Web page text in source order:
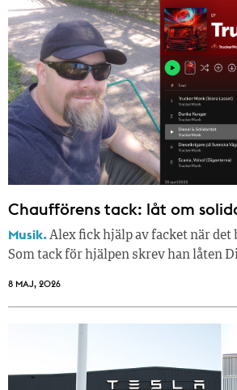
Chaufförens tack: låt om
Musik.Alex fick hjälp av facket när det
Som tack för hjälpen skrev han låten
8 MAJ, 2026